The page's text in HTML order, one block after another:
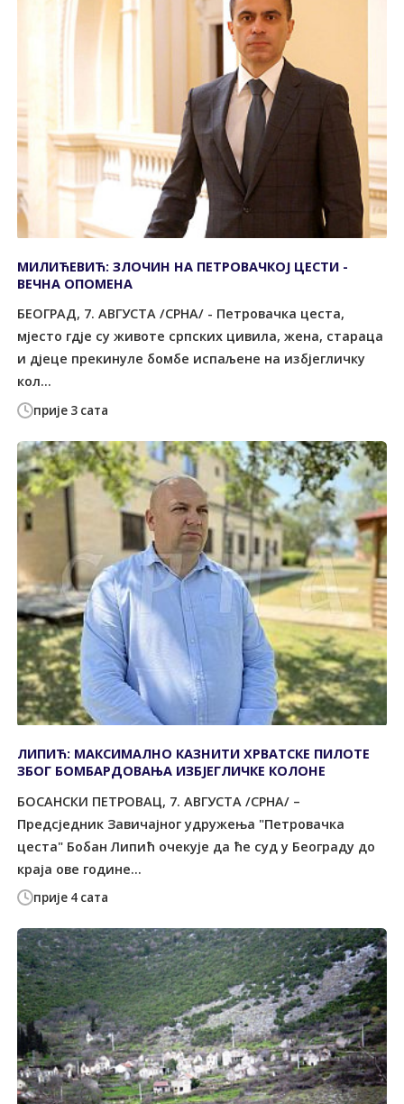
прије 3 сата
МИЛИЋЕВИЋ: ЗЛОЧИН НА ПЕТРОВАЧКОЈ ЦЕСТИ -
ВЕЧНА ОПОМЕНА
БЕОГРАД, 7. АВГУСТА /СРНА/ - Петровачка цеста,
мјесто гдје су животе српских цивила, жена, стараца
и дјеце прекинуле бомбе испаљене на избјегличку
кол...
прије 4 сата
ЛИПИЋ: МАКСИМАЛНО КАЗНИТИ ХРВАТСКЕ ПИЛОТЕ
ЗБОГ БОМБАРДОВАЊА ИЗБЈЕГЛИЧКЕ КОЛОНЕ
БОСАНСКИ ПЕТРОВАЦ, 7. АВГУСТА /СРНА/ –
Предсједник Завичајног удружења "Петровачка
цеста" Бобан Липић очекује да ће суд у Београду до
краја ове године...